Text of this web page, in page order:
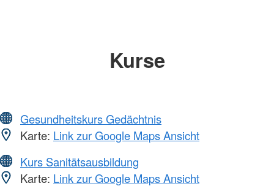
Kurse
Gesundheitskurs Gedächtnis
Karte: Link zur Google Maps Ansicht
Kurs Sanitätsausbildung
Karte: Link zur Google Maps Ansicht